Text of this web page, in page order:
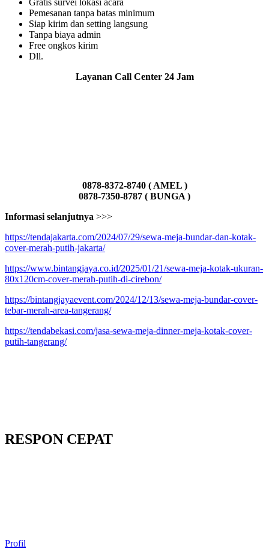
Gratis survei lokasi acara
Pemesanan tanpa batas minimum
Siap kirim dan setting langsung
Tanpa biaya admin
Free ongkos kirim
Dll.
Layanan Call Center 24 Jam
0878-8372-8740 ( AMEL )
0878-7350-8787 ( BUNGA )
Informasi selanjutnya >>>
https://tendajakarta.com/2024/07/29/sewa-meja-bundar-dan-kotak-
cover-merah-putih-jakarta/
https://www.bintangjaya.co.id/2025/01/21/sewa-meja-kotak-ukuran-
80x120cm-cover-merah-putih-di-cirebon/
https://bintangjayaevent.com/2024/12/13/sewa-meja-bundar-cover-
tebar-merah-area-tangerang/
https://tendabekasi.com/jasa-sewa-meja-dinner-meja-kotak-cover-
putih-tangerang/
RESPON CEPAT
Profil